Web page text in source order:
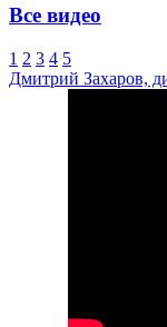
Все видео
1 2 3 4 5
Дмитрий Захаров,